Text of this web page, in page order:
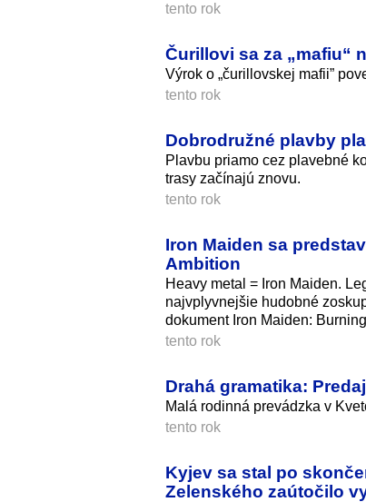
tento rok
Čurillovi sa za „mafiu“
Výrok o „čurillovskej mafii”
tento rok
Dobrodružné plavby
Plavbu priamo cez plavebné
trasy začínajú znovu.
tento rok
Iron Maiden sa
Ambition
Heavy metal = Iron Maiden.
najvplyvnejšie hudobné
dokument Iron Maiden:
tento rok
Drahá gramatika:
Malá rodinná prevádzka v
tento rok
Kyjev sa stal po
Zelenského zaútočilo